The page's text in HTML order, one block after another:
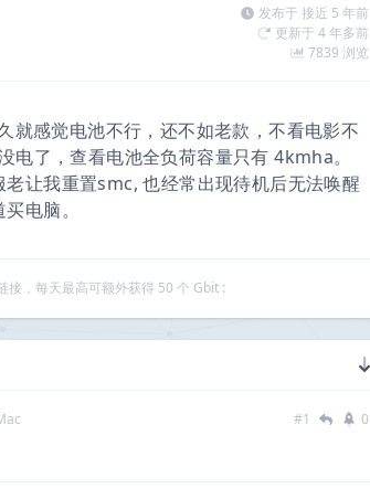
发布于 接近 5 年前
更新于 4 年多前
7839 浏览
就感觉电池不行，还不如老款，不看电影不
了，查看电池全负荷容量只有 4kmha。
让我重置smc, 也经常出现待机后无法唤醒
电脑。
接，每天最高可额外获得 50 个 Gbit :
#1 0